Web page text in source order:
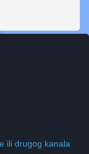
ili drugog kanala